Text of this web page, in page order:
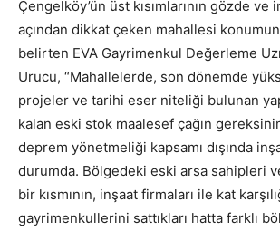
Çengelköy’ün üst kısımlarının gözde ve
açından dikkat çeken mahallesi
belirten EVA Gayrimenkul Değerleme
Urucu, “Mahallelerde, son dönemde
projeler ve tarihi eser niteliği bulunan
kalan eski stok maalesef çağın
deprem yönetmeliği kapsamı dışında
durumda. Bölgedeki eski arsa sahipleri
bir kısmının, inşaat firmaları ile kat
gayrimenkullerini sattıkları hatta farklı